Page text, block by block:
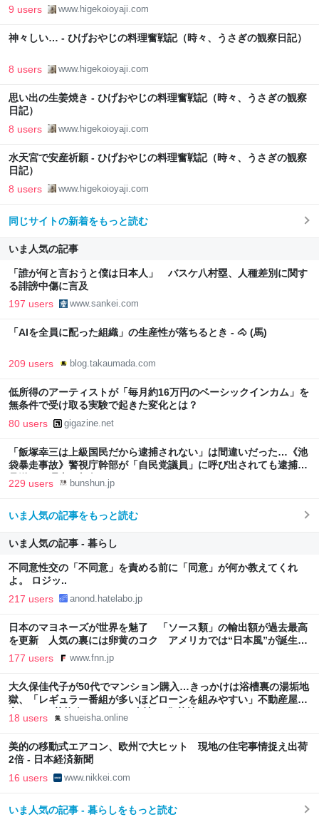
9 users www.higekoioyaji.com
神々しい… - ひげおやじの料理奮戦記（時々、うさぎの観察日記）
8 users www.higekoioyaji.com
思い出の生姜焼き - ひげおやじの料理奮戦記（時々、うさぎの観察
日記）
8 users www.higekoioyaji.com
水天宮で安産祈願 - ひげおやじの料理奮戦記（時々、うさぎの観察
日記）
8 users www.higekoioyaji.com
同じサイトの新着をもっと読む
いま人気の記事
「誰が何と言おうと僕は日本人」 バスケ八村塁、人種差別に関す
る誹謗中傷に言及
197 users www.sankei.com
「AIを全員に配った組織」の生産性が落ちるとき - 🐴 (馬)
209 users blog.takaumada.com
低所得のアーティストが「毎月約16万円のベーシックインカム」を
無条件で受け取る実験で起きた変化とは？
80 users gigazine.net
「飯塚幸三は上級国民だから逮捕されない」は間違いだった…《池
袋暴走事故》警視庁幹部が「自民党議員」に呼び出されても逮捕を
見送った理由 | 文春オンライン
229 users bunshun.jp
いま人気の記事をもっと読む
いま人気の記事 - 暮らし
不同意性交の「不同意」を責める前に「同意」が何か教えてくれ
よ。 ロジッ..
217 users anond.hatelabo.jp
日本のマヨネーズが世界を魅了 「ソース類」の輸出額が過去最高
を更新 人気の裏には卵黄のコク アメリカでは“日本風”が誕生｜
FNNプライムオンライン
177 users www.fnn.jp
大久保佳代子が50代でマンション購入…きっかけは浴槽裏の湯垢地
獄、「レギュラー番組が多いほどローンを組みやすい」不動産屋に
言われた“芸能人ならではの事情” | 集英社オンライン
18 users shueisha.online
美的の移動式エアコン、欧州で大ヒット 現地の住宅事情捉え出荷
2倍 - 日本経済新聞
16 users www.nikkei.com
いま人気の記事 - 暮らしをもっと読む